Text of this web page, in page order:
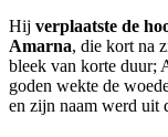
Hij verplaatste de
Amarna, die kort na
bleek van korte duur;
goden wekte de
en zijn naam werd uit